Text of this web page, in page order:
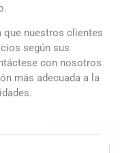
que nuestros clientes
según sus
con nosotros
más adecuada a la